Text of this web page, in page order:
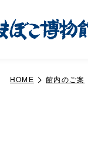
HOME 館内のご案